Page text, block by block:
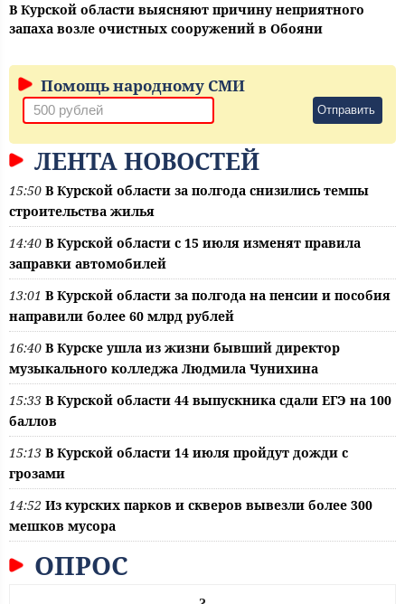
В Курской области выясняют причину неприятного
запаха возле очистных сооружений в Обояни
Помощь народному СМИ
Отправить
ЛЕНТА НОВОСТЕЙ
15:50 В Курской области за полгода снизились темпы
строительства жилья
14:40 В Курской области с 15 июля изменят правила
заправки автомобилей
13:01 В Курской области за полгода на пенсии и пособия
направили более 60 млрд рублей
16:40 В Курске ушла из жизни бывший директор
музыкального колледжа Людмила Чунихина
15:33 В Курской области 44 выпускника сдали ЕГЭ на 100
баллов
15:13 В Курской области 14 июля пройдут дожди с
грозами
14:52 Из курских парков и скверов вывезли более 300
мешков мусора
ОПРОС